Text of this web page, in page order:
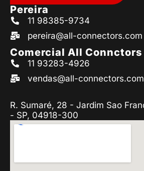
Pereira
11 98385-9734
pereira@all-connectors.com
Comercial All Connctors
11 93283-4926
vendas@all-connectors.com
R. Sumaré, 28 - Jardim Sao
- SP, 04918-300